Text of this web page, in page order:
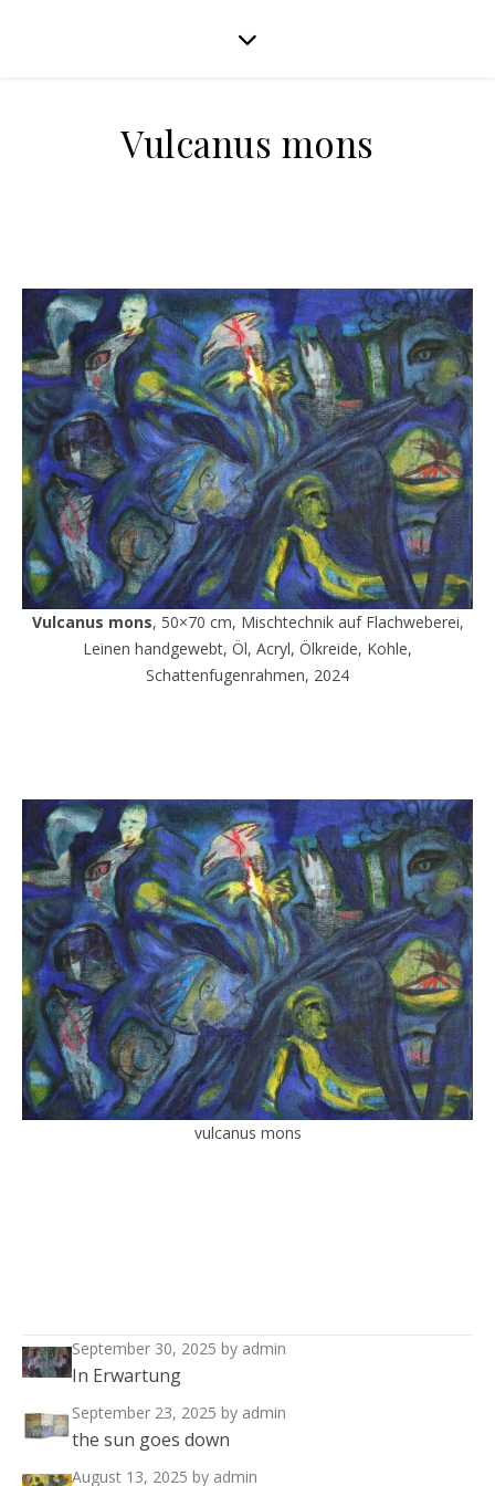
Vulcanus mons
Vulcanus mons, 50×70 cm, Mischtechnik auf Flachweberei,
Leinen handgewebt, Öl, Acryl, Ölkreide, Kohle,
Schattenfugenrahmen, 2024
vulcanus mons
September 30, 2025 by admin
In Erwartung
September 23, 2025 by admin
the sun goes down
August 13, 2025 by admin